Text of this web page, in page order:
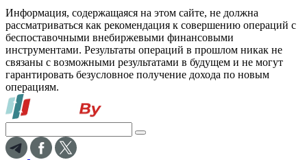
Информация, содержащаяся на этом сайте, не должна
рассматриваться как рекомендация к совершению операций с
беспоставочными внебиржевыми финансовыми
инструментами. Результаты операций в прошлом никак не
связаны с возможными результатами в будущем и не могут
гарантировать безусловное получение дохода по новым
операциям.